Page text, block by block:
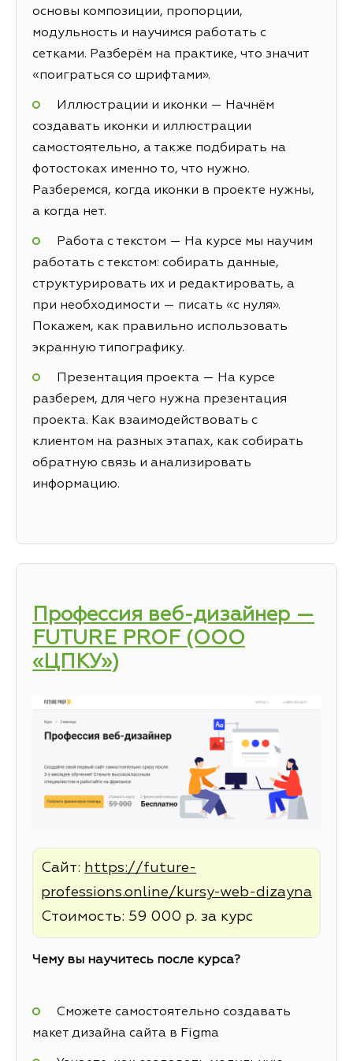
основы композиции, пропорции,
модульность и научимся работать с
сетками. Разберём на практике, что значит
«поиграться со шрифтами».
Иллюстрации и иконки — Начнём
создавать иконки и иллюстрации
самостоятельно, а также подбирать на
фотостоках именно то, что нужно.
Разберемся, когда иконки в проекте нужны,
а когда нет.
Работа с текстом — На курсе мы научим
работать с текстом: собирать данные,
структурировать их и редактировать, а
при необходимости — писать «с нуля».
Покажем, как правильно использовать
экранную типографику.
Презентация проекта — На курсе
разберем, для чего нужна презентация
проекта. Как взаимодействовать с
клиентом на разных этапах, как собирать
обратную связь и анализировать
информацию.
Профессия веб-дизайнер —
FUTURE PROF (ООО
«ЦПКУ»)
Сайт: https://future-
professions.online/kursy-web-dizayna
Стоимость: 59 000 р. за курс
Чему вы научитесь после курса?
Сможете самостоятельно создавать
макет дизайна сайта в Figma